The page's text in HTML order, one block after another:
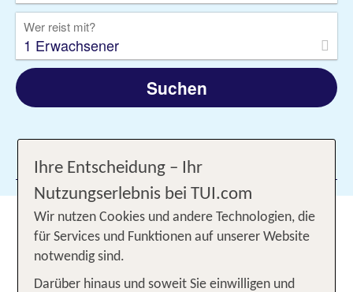
Wer reist mit?
1 Erwachsener
Suchen
Filter hinzufügen
Wo Vielfalt zu Hause ist: Die
schönsten Destinationen für
deinen Gay Urlaub
Ihre Entscheidung – Ihr
Nutzungserlebnis bei TUI.com
Wir nutzen Cookies und andere Technologien, die
für Services und Funktionen auf unserer Website
notwendig sind.
Darüber hinaus und soweit Sie einwilligen und